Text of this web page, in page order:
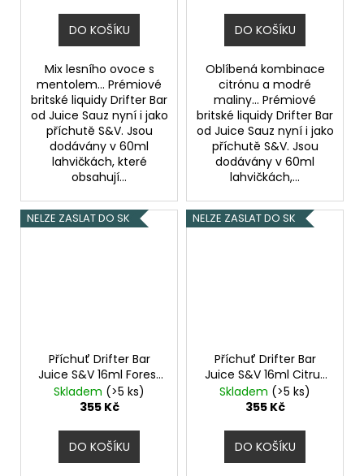
DO KOŠÍKU
Mix lesního ovoce s
mentolem... Prémiové
britské liquidy Drifter Bar
od Juice Sauz nyní i jako
příchutě S&V. Jsou
dodávány v 60ml
lahvičkách, které
obsahují...
DO KOŠÍKU
Oblíbená kombinace
citrónu a modré
maliny... Prémiové
britské liquidy Drifter Bar
od Juice Sauz nyní i jako
příchutě S&V. Jsou
dodávány v 60ml
lahvičkách,...
NELZE ZASLAT DO SK
Příchuť Drifter Bar
Juice S&V 16ml Forest
Blueberry
Skladem (>5 ks)
355 Kč
DO KOŠÍKU
NELZE ZASLAT DO SK
Příchuť Drifter Bar
Juice S&V 16ml Citrus
Mint
Skladem (>5 ks)
355 Kč
DO KOŠÍKU